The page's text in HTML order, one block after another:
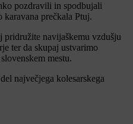
pozdravili in spodbujali
prečkala Ptuj.
pridružite navijaškemu vzdušju
ter da skupaj ustvarimo
mestu.
največjega kolesarskega